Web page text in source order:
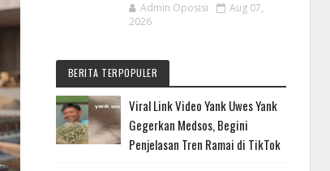
Admin Oposisi
Aug 07,
2026
BERITA TERPOPULER
Viral Link Video Yank Uwes Yank
Gegerkan Medsos, Begini
Penjelasan Tren Ramai di TikTok